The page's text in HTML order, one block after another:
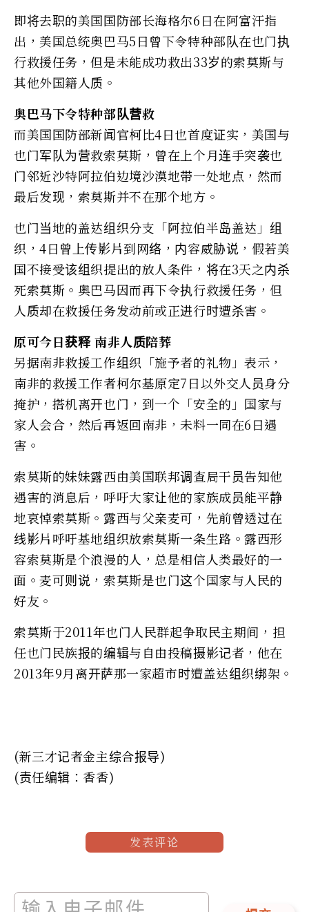
即将去职的美国国防部长海格尔6日在阿富汗指
出，美国总统奥巴马5日曾下令特种部队在也门执
行救援任务，但是未能成功救出33岁的索莫斯与
其他外国籍人质。
奥巴马下令特种部队营救
而美国国防部新闻官柯比4日也首度证实，美国与
也门军队为营救索莫斯，曾在上个月连手突袭也
门邻近沙特阿拉伯边境沙漠地带一处地点，然而
最后发现，索莫斯并不在那个地方。
也门当地的盖达组织分支「阿拉伯半岛盖达」组
织，4日曾上传影片到网络，内容威胁说，假若美
国不接受该组织提出的放人条件，将在3天之内杀
死索莫斯。奥巴马因而再下令执行救援任务，但
人质却在救援任务发动前或正进行时遭杀害。
原可今日获释 南非人质陪葬
另据南非救援工作组织「施予者的礼物」表示，
南非的救援工作者柯尔基原定7日以外交人员身分
掩护，搭机离开也门，到一个「安全的」国家与
家人会合，然后再返回南非，未料一同在6日遇
害。
索莫斯的妹妹露西由美国联邦调查局干员告知他
遇害的消息后，呼吁大家让他的家族成员能平静
地哀悼索莫斯。露西与父亲麦可，先前曾透过在
线影片呼吁基地组织放索莫斯一条生路。露西形
容索莫斯是个浪漫的人，总是相信人类最好的一
面。麦可则说，索莫斯是也门这个国家与人民的
好友。
索莫斯于2011年也门人民群起争取民主期间，担
任也门民族报的编辑与自由投稿摄影记者，他在
2013年9月离开萨那一家超市时遭盖达组织绑架。
(新三才记者金主综合报导)
(责任编辑：香香)
发表评论